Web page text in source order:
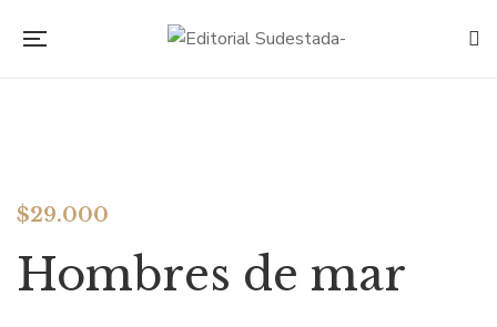
$29.000
Hombres de mar